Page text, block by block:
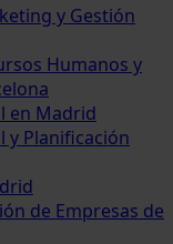
y Gestión
Humanos y
en Madrid
y Planificación
de Empresas de